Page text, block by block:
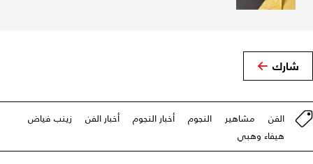
شارك
الفن مشاهير النجوم أخبار النجوم أخبار الفن
زينب فياض
هيفاء وهبي